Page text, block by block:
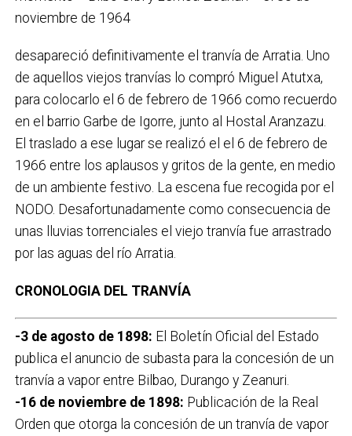
noviembre de 1964
desapareció definitivamente el tranvía de Arratia. Uno
de aquellos viejos tranvías lo compró Miguel Atutxa,
para colocarlo el 6 de febrero de 1966 como recuerdo
en el barrio Garbe de Igorre, junto al Hostal Aranzazu.
El traslado a ese lugar se realizó el el 6 de febrero de
1966 entre los aplausos y gritos de la gente, en medio
de un ambiente festivo. La escena fue recogida por el
NODO. Desafortunadamente como consecuencia de
unas lluvias torrenciales el viejo tranvía fue arrastrado
por las aguas del río Arratia.
CRONOLOGIA DEL TRANVÍA
-3 de agosto de 1898: El Boletín Oficial del Estado
publica el anuncio de subasta para la concesión de un
tranvía a vapor entre Bilbao, Durango y Zeanuri.
-16 de noviembre de 1898: Publicación de la Real
Orden que otorga la concesión de un tranvía de vapor